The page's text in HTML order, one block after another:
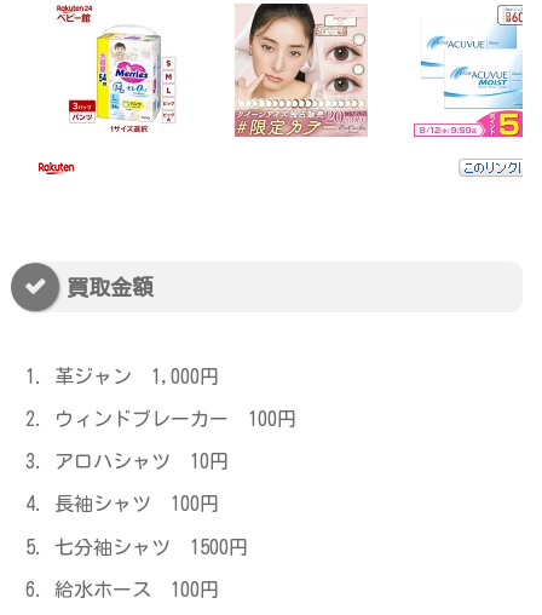
買取金額
革ジャン 1,000円
ウィンドブレーカー 100円
アロハシャツ 10円
長袖シャツ 100円
七分袖シャツ 1500円
給水ホース 100円